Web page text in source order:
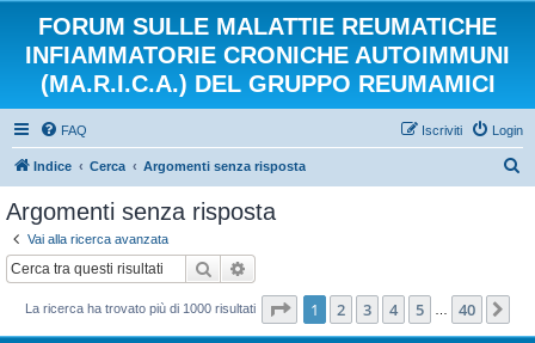
FORUM SULLE MALATTIE REUMATICHE
INFIAMMATORIE CRONICHE AUTOIMMUNI
(MA.R.I.C.A.) DEL GRUPPO REUMAMICI
FAQ Login
Iscriviti
Indice Cerca Argomenti senza risposta
Argomenti senza risposta
Vai alla ricerca avanzata
Cerca
La ricerca ha trovato più di 1000 risultati Pagina di 40
1 2 3 4 5 40